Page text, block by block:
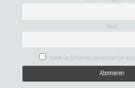
Email
Indem Sie fortfahren, akzeptieren Sie